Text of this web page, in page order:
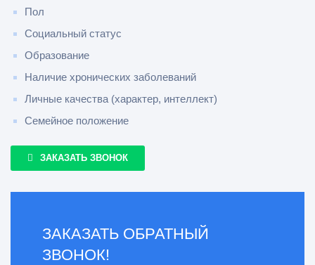
Пол
Социальный статус
Образование
Наличие хронических заболеваний
Личные качества (характер, интеллект)
Семейное положение
ЗАКАЗАТЬ ЗВОНОК
ЗАКАЗАТЬ ОБРАТНЫЙ
ЗВОНОК!